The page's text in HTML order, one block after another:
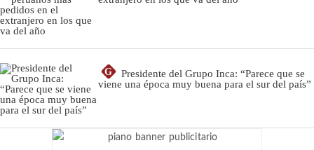
G
Presidente del Grupo Inca: “Parece que se
viene una época muy buena para el sur del país”